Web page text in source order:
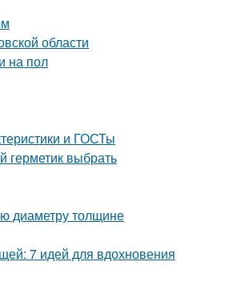
области
на пол
и ГОСТы
герметик выбрать
диаметру толщине
7 идей для вдохновения